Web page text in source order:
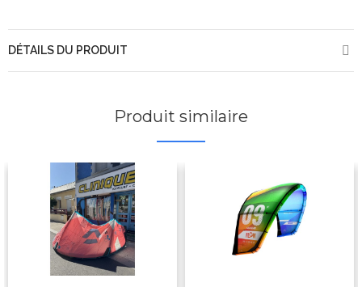
DÉTAILS DU PRODUIT
Produit similaire